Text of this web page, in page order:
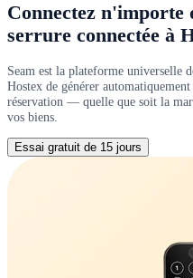
Connectez n'importe
serrure connectée à
Seam est la plateforme universelle
Hostex de générer
réservation — quelle que soit la
vos biens.
Essai gratuit de 15 jours